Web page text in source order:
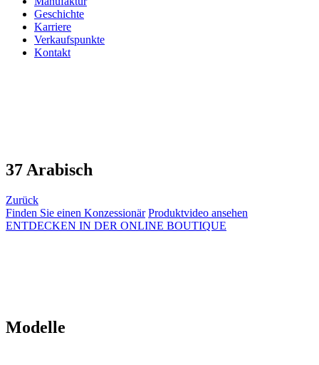
Geschichte
Karriere
Verkaufspunkte
Kontakt
37 Arabisch
Zurück
Finden Sie einen Konzessionär Produktvideo ansehen
ENTDECKEN IN DER ONLINE BOUTIQUE
Modelle